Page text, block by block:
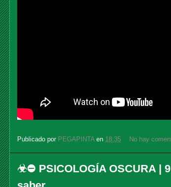
Publicado por PEGAPINTA en 18:35 No hay
☣⛔ PSICOLOGÍA OSCURA |